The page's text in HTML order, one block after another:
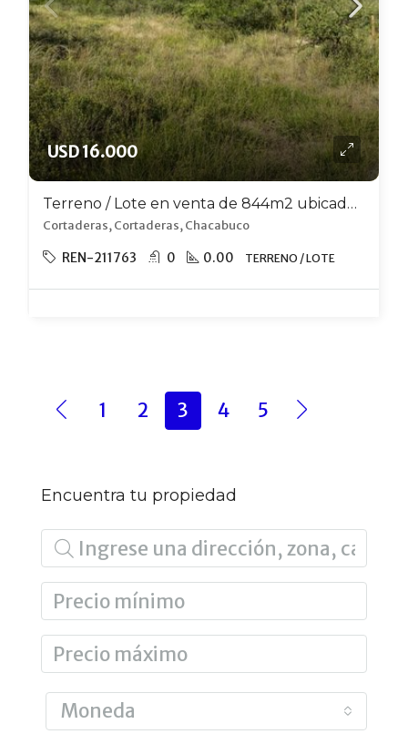
USD 16.000
Terreno / Lote en venta de 844m2 ubicado en Cortaderas
Cortaderas, Cortaderas, Chacabuco
REN-211763 0 0.00 TERRENO / LOTE
1 2 3 4 5
Encuentra tu propiedad
Moneda